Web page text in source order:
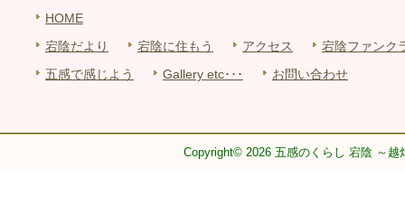
HOME
宕陰だより
宕陰に住もう アクセス
宕陰ファンク
五感で感じよう
Gallery etc･･･ お問い合わせ
Copyright© 2026 五感のくらし 宕陰 ～